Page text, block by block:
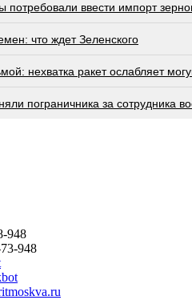
ввести импорт
что ждет Зеленского
нехватка ракет ослабляет
пограничника за сотрудника
948
948